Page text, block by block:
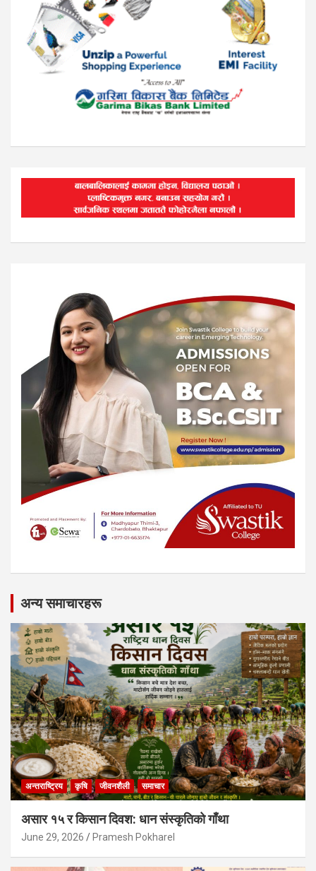
अन्य समाचारहरू
अन्तराष्ट्रिय कृषि जीवनशैली समाचार
असार १५ र किसान दिवश: धान संस्कृतिको गाँथा
June 29, 2026 Pramesh Pokharel